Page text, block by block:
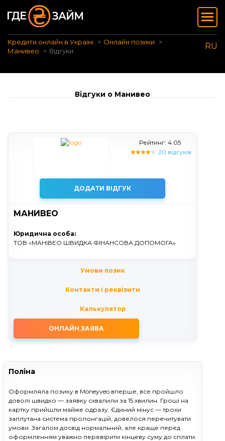
Кредити онлайн в Україні
Онлайн позики
Манивео
Відгуки RU
Відгуки о Манивео
Рейтинг: 4.05
20 відгуків
ДОДАТИ ВІДГУК
МАНИВЕО
Юридична особа:
ТОВ «МАНІВЕО ШВИДКА ФІНАНСОВА ДОПОМОГА»
Умови позик
Контакти i реквізити
Калькулятор
ОНЛАЙН ЗАЯВА
Поліна
Оформляла позику в Moneyveo вперше, все пройшло
доволі швидко — заявку схвалили за 15 хвилин. Гроші на
картку прийшли майже одразу. Єдиний мінус — трохи
заплутана система пролонгацій, довелося перечитувати
умови. Загалом досвід нормальний, але краще перед
оформленням уважно перевірити кінцеву суму до сплати.